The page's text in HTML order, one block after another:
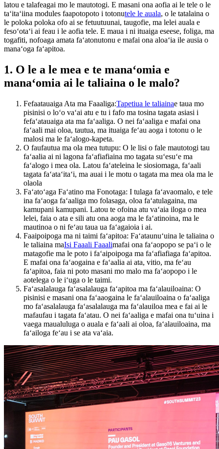
latou e talafeagai mo le mautotogi. E masani ona aofia ai le tele o le
taʻitaʻiina modules faapotopoto i totonutele le auala, o le tatalaina o
le poloka poloka ofo ai se fetuutuunai, taugofie, ma lelei auala e
fesoʻotaʻi ai feau i le aofia tele. E maua i ni ituaiga eseese, foliga, ma
togafiti, nofoaga amata faʻatonutonu e mafai ona aloaʻia ile ausia o
manaʻoga faʻapitoa.
1. O le a le mea e te manaʻomia e
manaʻomia ai le taliaina o le malo?
Fefaatauaiga Ata ma Faaaliga:Tapetiua le taliainae taua mo
pisinisi o loʻo vaʻai atu e tu i fafo ma tosina tagata asiasi i
fefaʻatauaiga ata ma faʻaaliga. O nei faʻaaliga e mafai ona
faʻaali mai oloa, tautua, ma ituaiga feʻau aoga i totonu o le
malosi ma le faʻalogo-kapeta.
O faufautua ma ola mea tutupu: O le lisi o fale mautotogi tau
faʻaalia ai ni lagona faʻafiafiaina mo tagata suʻesuʻe ma
faʻalogo i mea ola. Latou faʻateleina le siosiomaga, faʻaali
tagata faʻataʻitaʻi, ma auai i le motu o tagata ma mea ola ma le
olaola
Faʻatoʻaga Faʻatino ma Fonotaga: I tulaga faʻavaomalo, e tele
ina faʻaoga faʻaaliga mo folasaga, oloa faʻatulagaina, ma
kamupani kamupani. Latou te ofoina atu vaʻaia iloga o mea
lelei, faia o ata e sili atu ona aoga ma le faʻatinoina, ma le
mautinoa o ni feʻau taua ua faʻagaioia i ai.
Faaipoipoga ma ni taimi faʻapitoa: Faʻataunuʻuina le taliaina o
le taliaina maIsi Faaali Faaalimafai ona faʻaopopo se paʻi o le
matagofie ma le poto i faʻaipoipoga ma faʻafiafiaga faʻapitoa.
E mafai ona faʻaogaina e faʻaalia ai ata, vitio, ma feʻau
faʻapitoa, faia ni poto masani mo malo ma faʻaopopo i le
aotelega o le iʻuga o le taimi.
Faʻasalalauga faʻasalalauga faʻapitoa ma faʻalauiloaina: O
pisinisi e masani ona faʻaaogaina le faʻalauiloaina o faʻaaliga
mo faʻasalalauga faʻasalalauga ma faʻalauiloa mea e fai ai le
mafaufau i tagata faʻatau. O nei faʻaaliga e mafai ona tuʻuina i
vaega maualuluga o auala e faʻaali ai oloa, faʻalauiloaina, ma
faʻailoga feʻau i se ata vaʻaia.